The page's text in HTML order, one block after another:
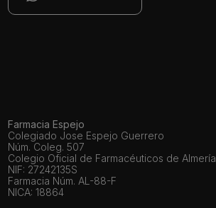
Farmacia Espejo
Colegiado Jose Espejo Guerrero
Núm. Coleg. 507
Colegio Oficial de Farmacéuticos de Almería
NIF: 27242135S
Farmacia Núm. AL-88-F
NICA: 18864